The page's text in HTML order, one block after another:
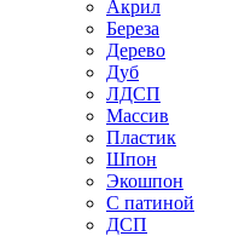
Акрил
Береза
Дерево
Дуб
ЛДСП
Массив
Пластик
Шпон
Экошпон
С патиной
ДСП